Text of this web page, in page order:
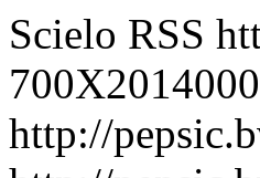
Scielo RSS
http://